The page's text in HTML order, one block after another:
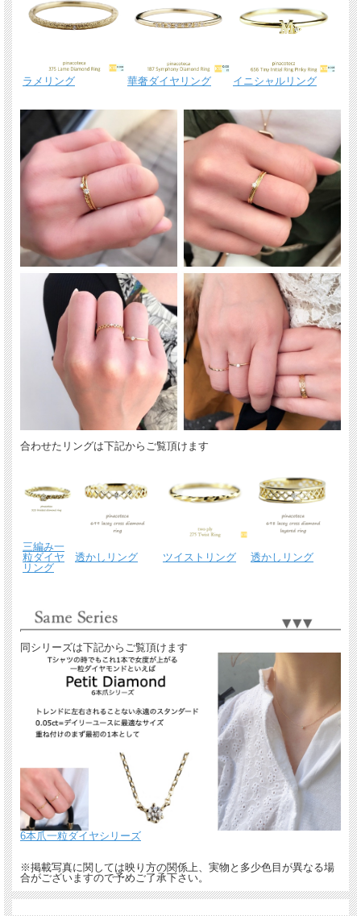
ラメリング 華奢ダイヤリング イニシャルリング
合わせたリングは下記からご覧頂けます
三編み一
粒ダイヤ
リング
透かしリング ツイストリング 透かしリング
同シリーズは下記からご覧頂けます
6本爪一粒ダイヤシリーズ
※掲載写真に関しては映り方の関係上、実物と多少色目が異なる場
合がございますので予めご了承下さい。